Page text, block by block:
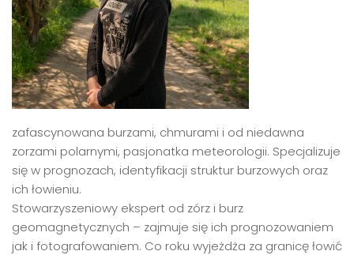
zafascynowana burzami, chmurami i od niedawna
zorzami polarnymi, pasjonatka meteorologii. Specjalizuje
się w prognozach, identyfikacji struktur burzowych oraz
ich łowieniu.
Stowarzyszeniowy ekspert od zórz i burz
geomagnetycznych – zajmuje się ich prognozowaniem
jak i fotografowaniem. Co roku wyjeżdża za granicę łowić